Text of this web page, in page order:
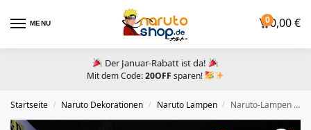
MENU 00,00€
Der Januar-Rabatt ist da!
Mit dem Code:20OFF sparen!
Startseite / Naruto Dekorationen / Naruto Lampen / Naruto-Lampen Sasuke Chidori